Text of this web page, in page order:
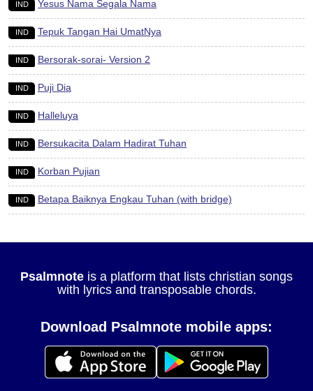
IND Yesus Nama Segala Nama
IND Tepuk Tangan Hai UmatNya
IND Bersorak-sorai- Version 2
IND Puji Dia
IND Halleluya
IND Bersukacita Dalam Hadirat Tuhan
IND Korban Pujian
IND Betapa Baiknya Engkau Tuhan (with bridge)
Psalmnote is a platform that lists christian songs
with lyrics and transposable chords.
Download Psalmnote mobile apps: